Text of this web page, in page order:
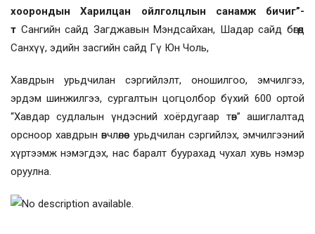
хоорондын Харилцан ойлголцлын санамж бичиг”-
т Сангийн сайд Загджавын Мэндсайхан, Шадар сайд бөгөөд
Санхүү, эдийн засгийн сайд Гү Юн Чоль,
Хавдрын урьдчилан сэргийлэлт, оношилгоо, эмчилгээ,
эрдэм шинжилгээ, сургалтын цогцолбор бүхий 600 ортой
“Хавдар судлалын үндэсний хоёрдугаар төв” ашиглалтад
орсноор хавдрын өвчлөлөөс урьдчилан сэргийлэх, эмчилгээний
хүртээмж нэмэгдэх, нас баралт буурахад чухал хувь нэмэр
оруулна.